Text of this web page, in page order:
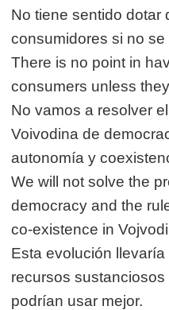
No tiene sentido dotar
consumidores si no
There is no point in
consumers unless
No vamos a resolver
Voivodina de
autonomía y
We will not solve the
democracy and the
co-existence in
Esta evolución
recursos
podrían usar mejor.